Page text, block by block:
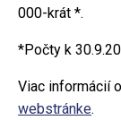
000-krát *.
*Počty k
Viac informácií
webstránke.